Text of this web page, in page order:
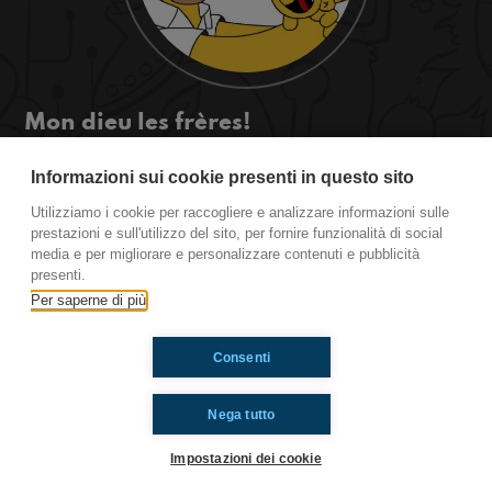
Mon dieu les frères!
diables! Et les vôtres? Ecoutez en peu ici!
#TousLesMemes www.radioimmaginaria.it
Ti è piaciuto? Condividilo!
Informazioni sui cookie presenti in questo sito
Utilizziamo i cookie per raccogliere e analizzare informazioni sulle
prestazioni e sull'utilizzo del sito, per fornire funzionalità di social
media e per migliorare e personalizzare contenuti e pubblicità
presenti.
Per saperne di più
Nega tutto
Consenti
Impostazioni dei cookie